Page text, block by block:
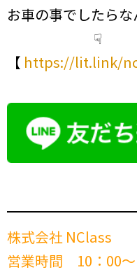
お車の事でしたら
☟
【 https://lit.link/
株式会社 NClass
営業時間 10：00～